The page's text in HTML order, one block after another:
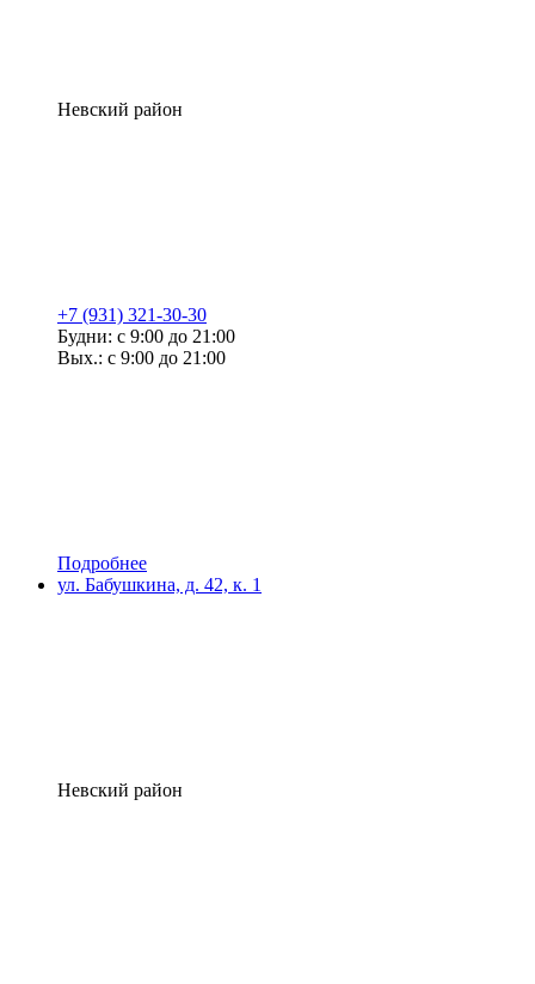
Невский район
+7 (931) 321-30-30
Будни: с 9:00 до 21:00
Вых.: с 9:00 до 21:00
Подробнее
ул. Бабушкина, д. 42, к. 1
Невский район